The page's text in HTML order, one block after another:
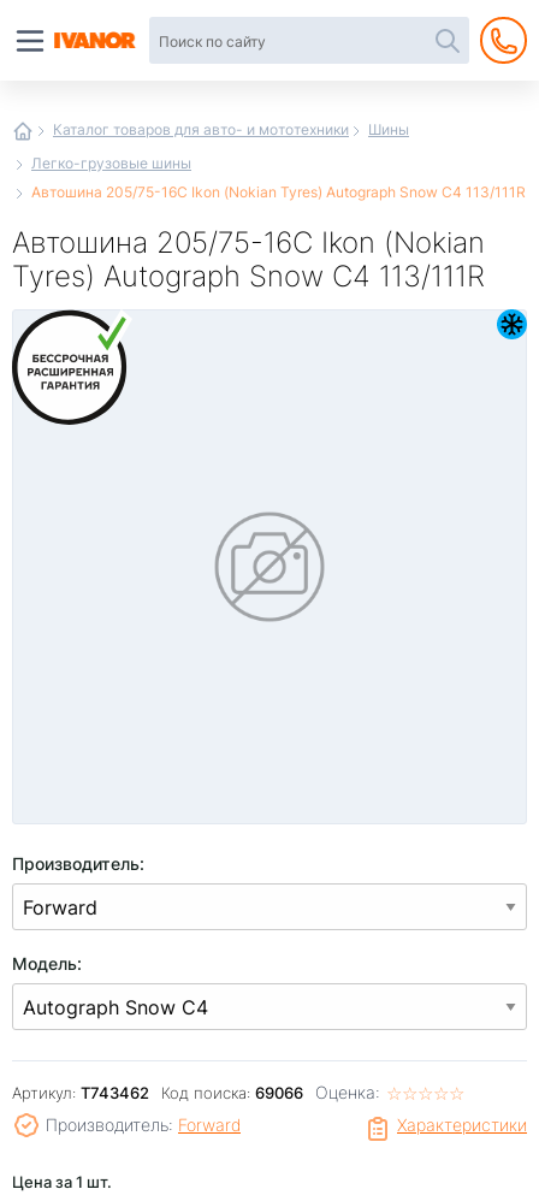
Каталог товаров для авто- и мототехники
Шины
Легко-грузовые шины
Автошина 205/75-16C Ikon (Nokian Tyres) Autograph Snow C4 113/111R
Автошина 205/75-16C Ikon (Nokian
Tyres) Autograph Snow C4 113/111R
Производитель:
Модель:
Артикул: T743462 Код поиска: 69066 Оценка: ☆☆☆☆☆
★★★★★
Характеристики
Производитель: Forward
Цена за 1 шт.
интернет-